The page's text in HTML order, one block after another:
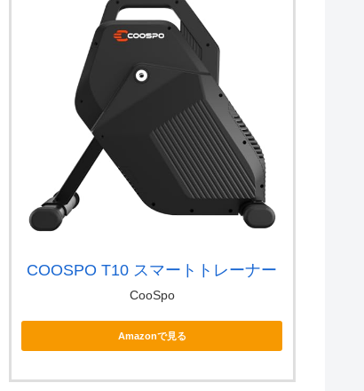
COOSPO T10 スマートトレーナー
CooSpo
Amazonで見る